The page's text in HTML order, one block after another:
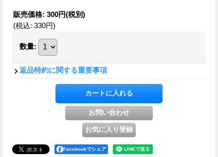
販売価格: 300円(税別)
(税込: 330円)
数量:
返品特約に関する重要事項
Facebookでシェア